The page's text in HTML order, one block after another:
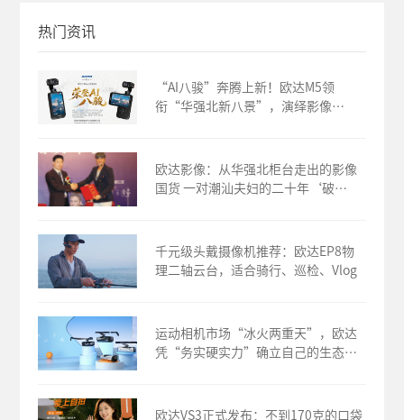
热门资讯
“AI八骏”奔腾上新！欧达M5领
衔“华强北新八景”，演绎影像
欧达影像：从华强北柜台走出的影像
国货 一对潮汕夫妇的二十年‘破
千元级头戴摄像机推荐：欧达EP8物
理二轴云台，适合骑行、巡检、Vlog
运动相机市场“冰火两重天”，欧达
凭“务实硬实力”确立自己的生态地
欧达VS3正式发布：不到170克的口袋